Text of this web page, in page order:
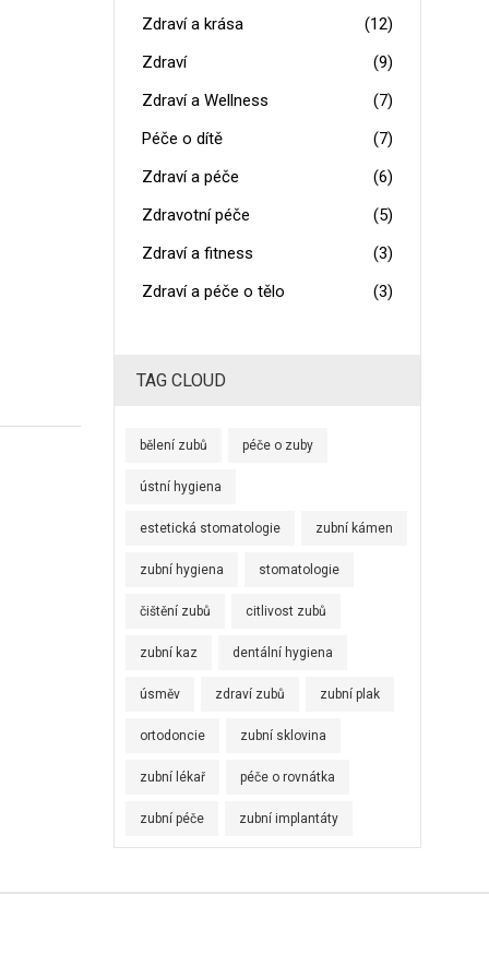
Zdraví a krása
(12)
Zdraví
(9)
Zdraví a Wellness
(7)
Péče o dítě
(7)
Zdraví a péče
(6)
Zdravotní péče
(5)
Zdraví a fitness
(3)
Zdraví a péče o tělo
(3)
TAG CLOUD
bělení zubů péče o zuby
ústní hygiena
estetická stomatologie zubní kámen
zubní hygiena stomatologie
čištění zubů citlivost zubů
zubní kaz dentální hygiena
úsměv zdraví zubů zubní plak
ortodoncie zubní sklovina
zubní lékař péče o rovnátka
zubní péče zubní implantáty